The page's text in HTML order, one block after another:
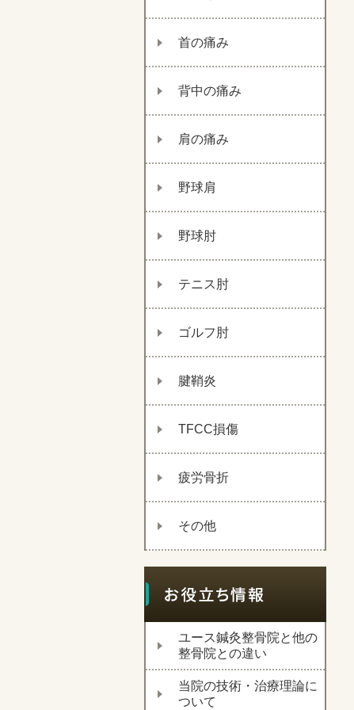
首の痛み
背中の痛み
肩の痛み
野球肩
野球肘
テニス肘
ゴルフ肘
腱鞘炎
TFCC損傷
疲労骨折
その他
ユース鍼灸整骨院と他の
整骨院との違い
当院の技術・治療理論に
ついて